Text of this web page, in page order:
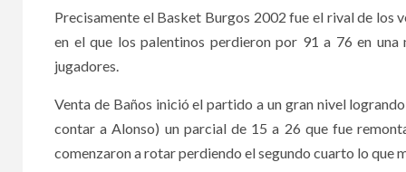
Precisamente el Basket Burgos 2002 fue el rival de los
en el que los palentinos perdieron por 91 a 76 en
jugadores.
Venta de Baños inició el partido a un gran nivel
contar a Alonso) un parcial de 15 a 26 que fue
comenzaron a rotar perdiendo el segundo cuarto lo que